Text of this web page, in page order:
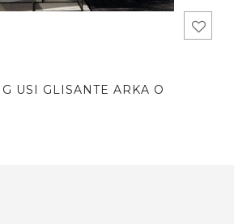
USI GLISANTE ARKA O